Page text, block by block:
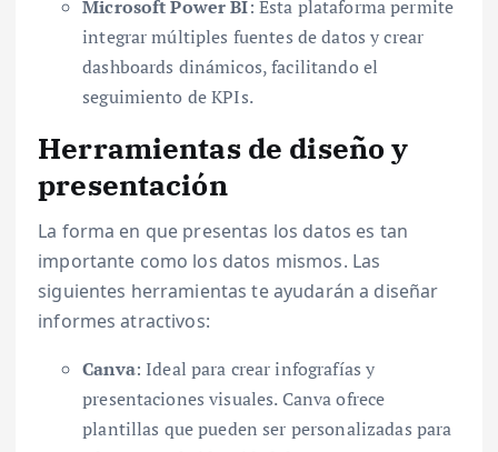
Microsoft Power BI: Esta plataforma permite
integrar múltiples fuentes de datos y crear
dashboards dinámicos, facilitando el
seguimiento de KPIs.
Herramientas de diseño y
presentación
La forma en que presentas los datos es tan
importante como los datos mismos. Las
siguientes herramientas te ayudarán a diseñar
informes atractivos:
Canva: Ideal para crear infografías y
presentaciones visuales. Canva ofrece
plantillas que pueden ser personalizadas para